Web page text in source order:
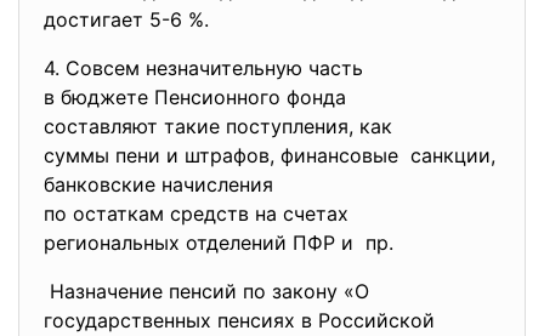
достигает 5-6 %.
4. Совсем незначительную часть
в бюджете Пенсионного фонда
составляют такие поступления, как
суммы пени и штрафов, финансовые санкции,
банковские начисления
по остаткам средств на счетах
региональных отделений ПФР и пр.
Назначение пенсий по закону «О
государственных пенсиях в Российской